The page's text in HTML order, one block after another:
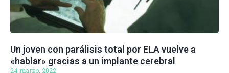
Un joven con parálisis total por ELA vuelve a
«hablar» gracias a un implante cerebral
24 marzo, 2022